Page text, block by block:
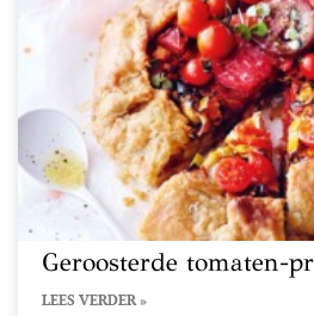
Geroosterde tomaten-
LEES VERDER »